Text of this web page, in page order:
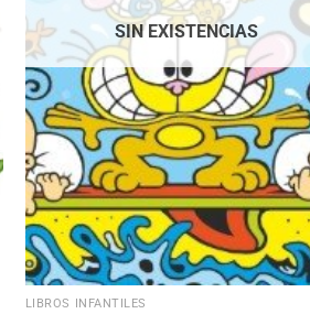
SIN EXISTENCIAS
LIBROS INFANTILES